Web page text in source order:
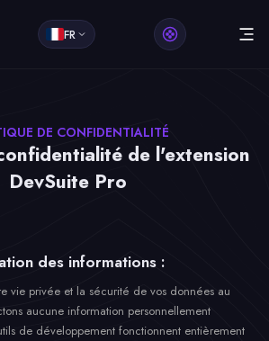
FR
DE CONFIDENTIALITÉ
de l'extension
DevSuite Pro
des informations :
vie privée et la sécurité de vos données au
aucune information personnellement
de développement fonctionnent entièrement